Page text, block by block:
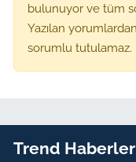
bulunuyor ve tüm
Yazılan
sorumlu tutulamaz.
Trend Haberler